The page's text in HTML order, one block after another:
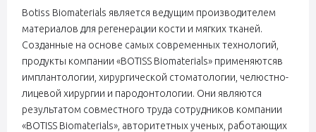
Botiss Biomaterials является ведущим производителем
материалов для регенерации кости и мягких тканей.
Созданные на основе самых современных технологий,
продукты компании «BOTISS Biomaterials» применяютсяв
имплантологии, хирургической стоматологии, челюстно-
лицевой хирургии и пародонтологии. Они являются
результатом совместного труда сотрудников компании
«BOTISS Biomaterials», авторитетных ученых, работающих